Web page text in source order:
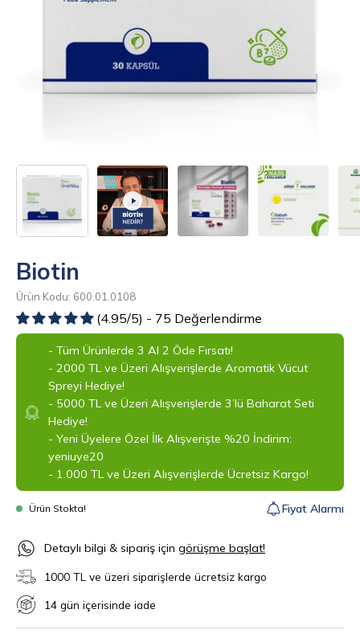
Biotin
Ürün Kodu: 600.01.0108
(4.95/5) - 75 Değerlendirme
- Tüm Ürünlerde 3 Al 2 Öde Fırsatı!
- 2000 TL ve Üzeri Alışverişlerde Aromatik Vücut
Spreyi Hediye!
- 5000 TL ve Üzeri Alışverişlerde 3’lü Baharat Seti
Hediye!
- Yeni Üyelere Özel İlk Alışverişte %20 İndirim:
yeniuye20
- 1.000 TL ve Üzeri Alışverişlerde Ücretsiz Kargo!
Ürün Stokta! Fiyat Alarmı
‎Detaylı bilgi & sipariş için görüşme başlat!
1000 TL ve üzeri siparişlerde ücretsiz kargo
14 gün içerisinde iade